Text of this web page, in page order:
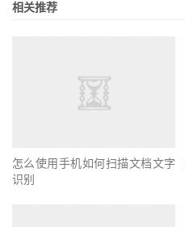
相关推荐
怎么使用手机如何扫描文档文字
识别